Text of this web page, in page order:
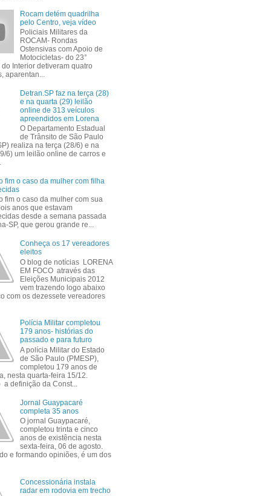
Rocam detém quadrilha
pelo Centro, veja vídeo
Policiais Militares da
ROCAM- Rondas
Ostensivas com Apoio de
Motocicletas- do 23°
do Interior detiveram quatro
aparentan...
Detran.SP faz na terça (28)
e na quarta (29) leilão
online de 313 veículos
apreendidos em Lorena
O Departamento Estadual
de Trânsito de São Paulo
realiza na terça (28/6) e na
6) um leilão online de carros e
fim o caso da mulher com filha
fim o caso da mulher com sua
anos que estavam
desde a semana passada
SP, que gerou grande re...
Conheça os 17 vereadores
eleitos
O blog de notícias LORENA
EM FOCO através das
Eleições Municipais 2012
vem trazendo logo abaixo
com os dezessete vereadores
Polícia Militar completou
179 anos- histórias do
passado e para futuro
A polícia Militar do Estado
de São Paulo (PMESP),
completou 179 anos de
nesta quarta-feira 15/12.
a definição da Const...
Jornal Guaypacaré
completa 35 anos
O jornal Guaypacaré,
completou trinta e cinco
anos de existência nesta
sexta-feira, 06 de agosto.
e formando opiniões, é um dos
Concessionária instala
radar em rodovia em trecho